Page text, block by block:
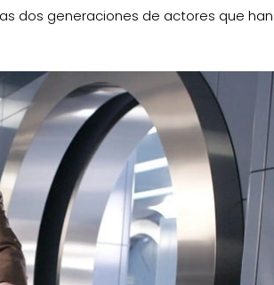
dos generaciones de actores que han